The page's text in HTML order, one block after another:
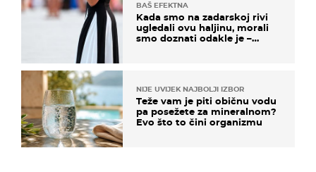
BAŠ EFEKTNA
Kada smo na zadarskoj rivi
ugledali ovu haljinu, morali
smo doznati odakle je –
NIJE UVIJEK NAJBOLJI IZBOR
Teže vam je piti običnu vodu
pa posežete za mineralnom?
Evo što to čini organizmu